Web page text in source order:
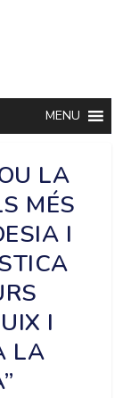
MENU
LA
MÉS
I
I
LA